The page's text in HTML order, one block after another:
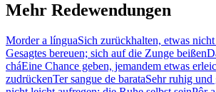
Mehr Redewendungen
Morder a línguaSich zurückhalten, etwas
Gesagtes bereuen; sich auf die Zunge beißen
cháEine Chance geben, jemandem etwas
zudrückenTer sangue de barataSehr ruhig und